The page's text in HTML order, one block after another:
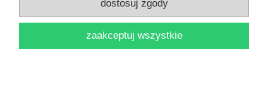
Rocznik Toruński 31 Migracje ludności do Torunia w
dostosuj zgody
zaakceptuj wszystkie